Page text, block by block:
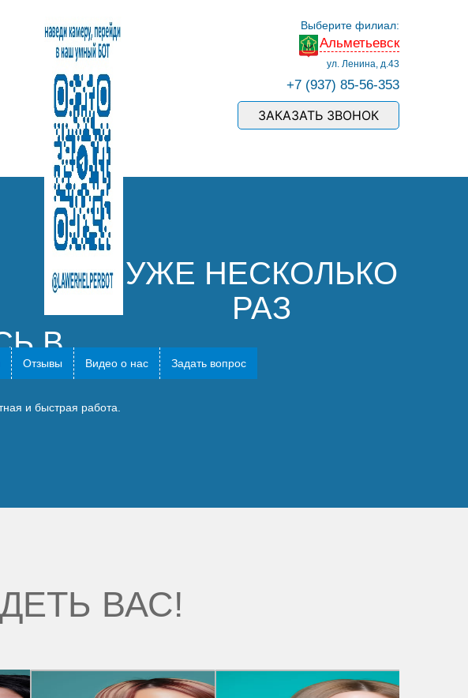
Выберите филиал:
Альметьевск
ул. Ленина, д.43
+7 (937) 85-56-353
ЗАКАЗАТЬ ЗВОНОК
Отзывы Видео о нас Задать вопрос
УЖЕ НЕСКОЛЬКО
РАЗ
В
и быстрая работа.
ВАС!